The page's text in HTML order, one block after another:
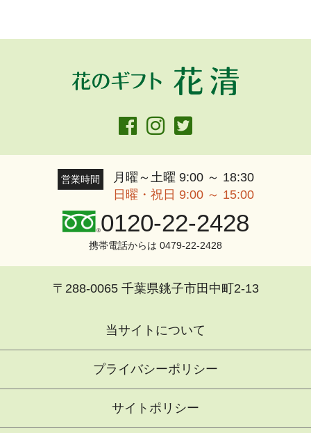
営業時間
月曜～土曜 9:00 ～ 18:30
日曜・祝日 9:00 ～ 15:00
0120-22-2428
携帯電話からは 0479-22-2428
〒288-0065 千葉県銚子市田中町2-13
当サイトについて
プライバシーポリシー
サイトポリシー